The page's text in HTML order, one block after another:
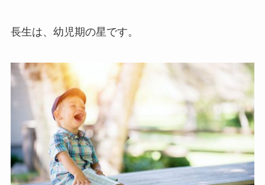
長生は、幼児期の星です。